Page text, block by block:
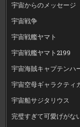
宇宙からのメッセージ
宇宙戦争
宇宙戦艦ヤマト
宇宙戦艦ヤマト2199
宇宙海賊キャプテンハ
宇宙空母ギャラクティ
宇宙船サジタリウス
完璧すぎて可愛げがな